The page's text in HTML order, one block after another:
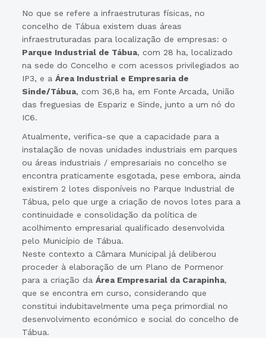
No que se refere a infraestruturas físicas, no
concelho de Tábua existem duas áreas
infraestruturadas para localização de empresas: o
Parque Industrial de Tábua, com 28 ha, localizado
na sede do Concelho e com acessos privilegiados ao
IP3, e aÁrea Industrial e Empresaria de
Sinde/Tábua, com 36,8 ha, em Fonte Arcada, União
das freguesias de Espariz e Sinde, junto a um nó do
IC6.
Atualmente, verifica-se que a capacidade para a
instalação de novas unidades industriais em parques
ou áreas industriais / empresariais no concelho se
encontra praticamente esgotada, pese embora, ainda
existirem 2 lotes disponíveis no Parque Industrial de
Tábua, pelo que urge a criação de novos lotes para a
continuidade e consolidação da política de
acolhimento empresarial qualificado desenvolvida
pelo Município de Tábua.
Neste contexto a Câmara Municipal já deliberou
proceder à elaboração de um Plano de Pormenor
para a criação daÁrea Empresarial da Carapinha,
que se encontra em curso, considerando que
constitui indubitavelmente uma peça primordial no
desenvolvimento económico e social do concelho de
Tábua.